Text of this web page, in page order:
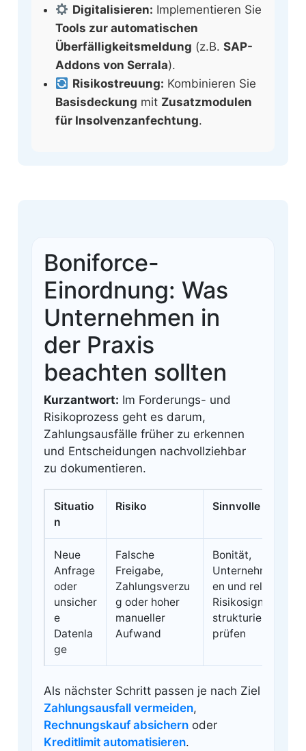
Digitalisieren: Implementieren Sie
Tools zur automatischen
Überfälligkeitsmeldung (z.B.SAP-
Addons von Serrala).
Risikostreuung: Kombinieren Sie
Basisdeckung mit Zusatzmodulen
für Insolvenzanfechtung.
Boniforce-
Einordnung: Was
Unternehmen in
der Praxis
beachten sollten
Kurzantwort: Im Forderungs- und
Risikoprozess geht es darum,
Zahlungsausfälle früher zu erkennen
und Entscheidungen nachvollziehbar
zu dokumentieren.
Situatio
n
Risiko Sinnvolle Prüfung
Neue
Anfrage
oder
unsicher
e
Datenla
ge
Falsche
Freigabe,
Zahlungsverzu
g oder hoher
manueller
Aufwand
Bonität,
Unternehmensdat
en und relevante
Risikosignale
strukturiert
prüfen
Als nächster Schritt passen je nach Ziel
Zahlungsausfall vermeiden,
Rechnungskauf absichern oder
Kreditlimit automatisieren.